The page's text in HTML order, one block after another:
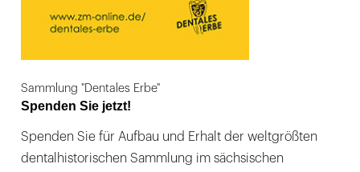
Sammlung "Dentales Erbe"
Spenden Sie jetzt!
Spenden Sie für Aufbau und Erhalt der weltgrößten
dentalhistorischen Sammlung im sächsischen